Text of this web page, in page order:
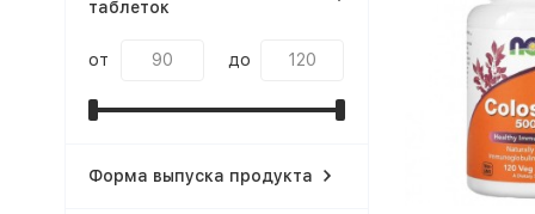
таблеток
от до
Форма выпуска продукта